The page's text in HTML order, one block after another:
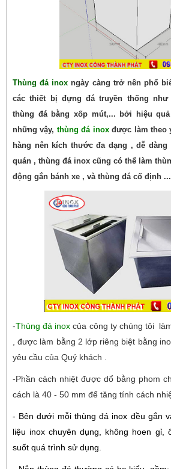
Thùng đá inox ngày càng trở nên phổ
các thiết bị đựng đá truyền thống như
thùng đá bằng xốp mút,... bởi hiệu
những vậy, thùng đá inoxđược làm theo
hàng nên kích thước đa dạng , dễ
quán , thùng đá inox cũng có thể làm
động gắn bánh xe , và thùng đá cố định ...
-Thùng đá inox của công ty chúng tôi
, được làm bằng 2 lớp riêng biệt bằng
yêu cầu của Quý khách .
-Phần cách nhiệt được dổ bằng phom
cách là 40 - 50 mm để tăng tính cách
- Bên dưới mỗi thùng đá inox đều gắn
liệu inox chuyên dụng, không hoen gỉ,
suốt quá trình sử dụng.